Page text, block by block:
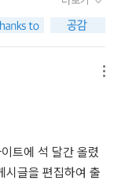
스레글처럼 실려
를 배로 느끼며
마찬가지로 파헤치
질것인지, 그 장소
다. 2ch스레와 목
친근한 주제로 공
있는 공포소설
기가 공포를 느끼면
도 똑같이 무서움을
트에 석 달간 올렸
시글을 편집하여 출